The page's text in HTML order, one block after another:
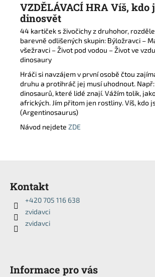
VZDĚLÁVACÍ HRAVíš, kdo
dinosvět
44 kartiček s živočichy z druhohor,
barevně odlišených skupin: Býložravci –
všežravci – Život pod vodou – Život ve
dinosaury
Hráči si navzájem v první osobě čtou
druhu a protihráč jej musí uhodnout.
dinosaurů, které lidé znají. Vážím tolik,
afrických. Jím přitom jen rostliny. Víš, kdo
(Argentinosaurus)
Návod nejdete ZDE
Kontakt
+420 705 116 638
zvidavci
zvidavci
Informace pro vás